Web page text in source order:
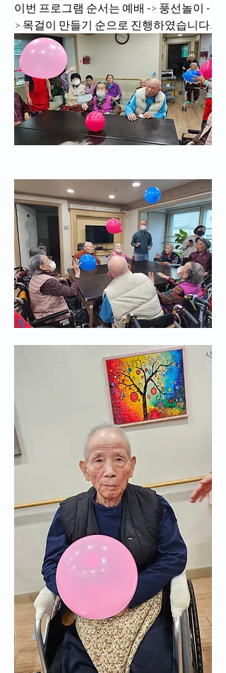
이번 프로그램 순서는 예배 -> 풍선놀이 -
> 목걸이 만들기 순으로 진행하였습니다.